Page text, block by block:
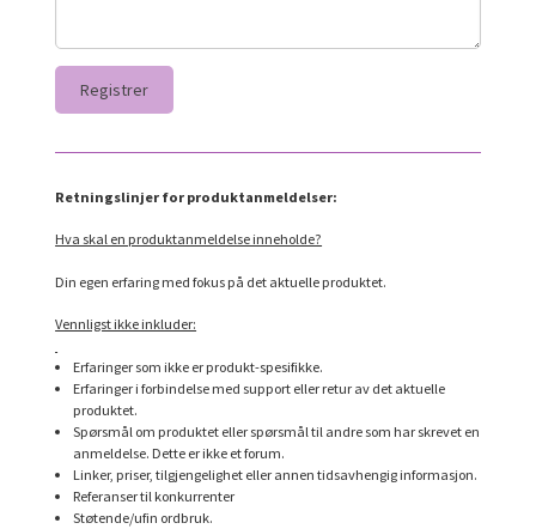
Retningslinjer for produktanmeldelser:
Hva skal en produktanmeldelse inneholde?
Din egen erfaring med fokus på det aktuelle produktet.
Vennligst ikke inkluder:
Erfaringer som ikke er produkt-spesifikke.
Erfaringer i forbindelse med support eller retur av det aktuelle
produktet.
Spørsmål om produktet eller spørsmål til andre som har skrevet en
anmeldelse. Dette er ikke et forum.
Linker, priser, tilgjengelighet eller annen tidsavhengig informasjon.
Referanser til konkurrenter
Støtende/ufin ordbruk.